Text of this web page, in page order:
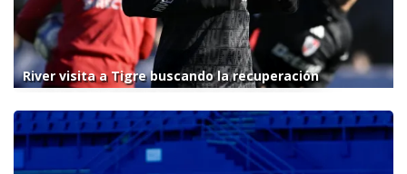
River visita a Tigre buscando la recuperación